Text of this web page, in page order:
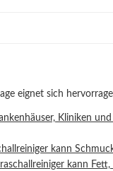
eignet sich
Kliniken
kann
kann